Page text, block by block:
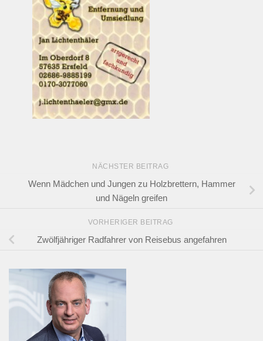
NÄCHSTER BEITRAG
Wenn Mädchen und Jungen zu Holzbrettern, Hammer
und Nägeln greifen
VORHERIGER BEITRAG
Zwölfjähriger Radfahrer von Reisebus angefahren